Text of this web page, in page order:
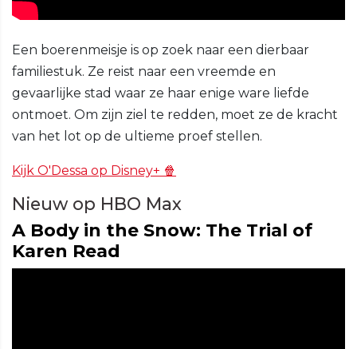
Een boerenmeisje is op zoek naar een dierbaar
familiestuk. Ze reist naar een vreemde en
gevaarlijke stad waar ze haar enige ware liefde
ontmoet. Om zijn ziel te redden, moet ze de kracht
van het lot op de ultieme proef stellen.
Kijk O'Dessa op Disney+ 🍿
Nieuw op HBO Max
A Body in the Snow: The Trial of
Karen Read